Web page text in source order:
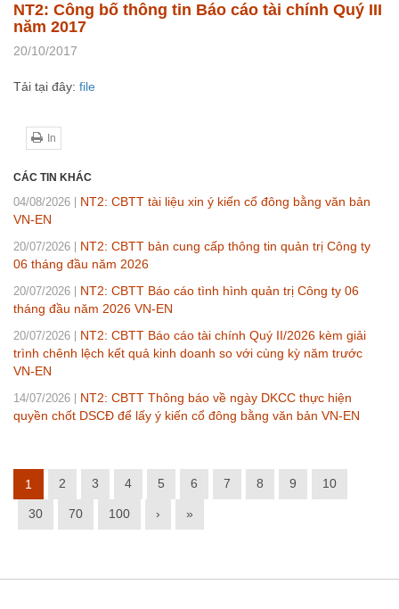
NT2: Công bố thông tin Báo cáo tài chính Quý III
năm 2017
20/10/2017
Tải tại đây: file
In
CÁC TIN KHÁC
04/08/2026
NT2: CBTT tài liệu xin ý kiến cổ đông bằng văn bản
VN-EN
20/07/2026
NT2: CBTT bản cung cấp thông tin quản trị Công ty
06 tháng đầu năm 2026
20/07/2026
NT2: CBTT Báo cáo tình hình quản trị Công ty 06
tháng đầu năm 2026 VN-EN
20/07/2026
NT2: CBTT Báo cáo tài chính Quý II/2026 kèm giải
trình chênh lệch kết quả kinh doanh so với cùng kỳ năm trước
VN-EN
14/07/2026
NT2: CBTT Thông báo về ngày DKCC thực hiện
quyền chốt DSCĐ để lấy ý kiến cổ đông bằng văn bản VN-EN
1 2 3 4 5 6 7 8 9 10
30 70 100 › »